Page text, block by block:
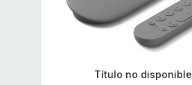
Título no disponible